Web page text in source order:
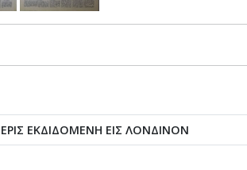
ΕΚΔΙΔΟΜΕΝΗ ΕΙΣ ΛΟΝΔΙΝΟΝ